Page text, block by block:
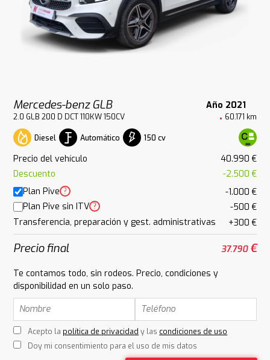
Mercedes-benz GLB Año 2021
2.0 GLB 200 D DCT 110KW 150CV 60.171 km
Diesel Automático 150 cv
Precio del vehículo
40.990 €
Descuento
-2.500 €
Plan Pive ?
-1.000 €
Plan Pive sin ITV ?
-500 €
Transferencia, preparación y gest. administrativas
+300 €
Precio final 37.790€
Te contamos todo, sin rodeos. Precio, condiciones y
disponibilidad en un solo paso.
Acepto la política de privacidad y las condiciones de uso
Doy mi consentimiento para el uso de mis datos